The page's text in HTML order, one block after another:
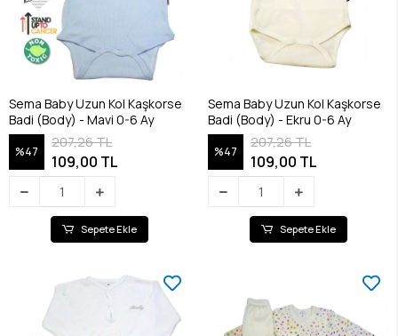
Sema Baby Uzun Kol Kaşkorse
Badi (Body) - Mavi 0-6 Ay
%47
207,26 TL
109,00 TL
Sepete Ekle
Sema Baby Uzun Kol Kaşkorse
Badi (Body) - Ekru 0-6 Ay
%47
207,26 TL
109,00 TL
Sepete Ekle